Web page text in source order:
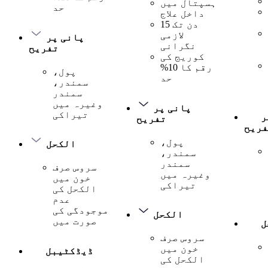
حد
پانی پر
تفریح
پول،
سمندر،
سمندر
وغیرہ میں
تیراکی
الکحل
سروس صرف
خون میں
الکحل کی
عدم
موجودگی کی
صورت میں
ڈیڈکٹیبل
ہسپتال میں
داخل علاج
15 دن تک
لازمی
نگرانی
کوریج کی
رقم کا 10%
حد
پانی پر
تفریح
پول،
سمندر،
سمندر
وغیرہ میں
تیراکی
الکحل
سروس صرف
خون میں
الکحل کی